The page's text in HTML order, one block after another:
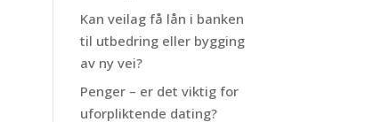
Kan veilag få lån i banken
til utbedring eller bygging
av ny vei?
Penger – er det viktig for
uforpliktende dating?